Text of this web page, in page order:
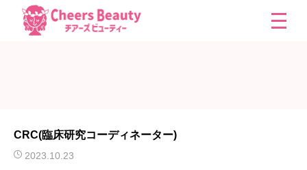
CRC(臨床研究コーディネーター)
2023.10.23